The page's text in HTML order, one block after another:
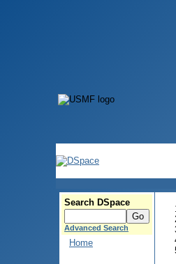
Search DSpace
Advanced Search
Home